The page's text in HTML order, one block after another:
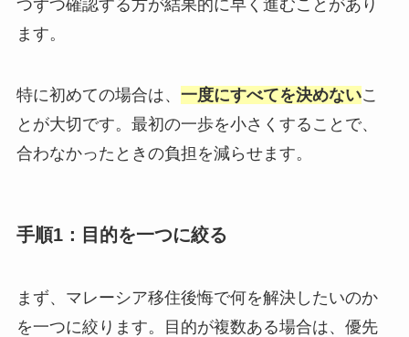
つずつ確認する方が結果的に早く進むことがあり
ます。
特に初めての場合は、 一度にすべてを決めないこ
とが大切です。最初の一歩を小さくすることで、
合わなかったときの負担を減らせます。
手順1：目的を一つに絞る
まず、マレーシア移住後悔で何を解決したいのか
を一つに絞ります。目的が複数ある場合は、優先